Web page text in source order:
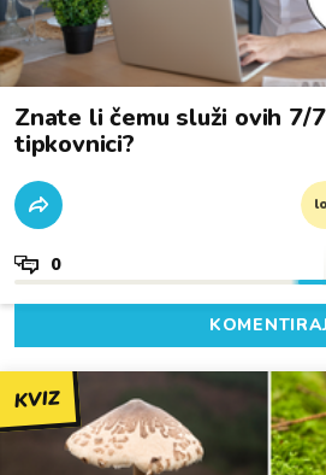
Znate li čemu služi ovih 7/
tipkovnici?
0
KVIZ